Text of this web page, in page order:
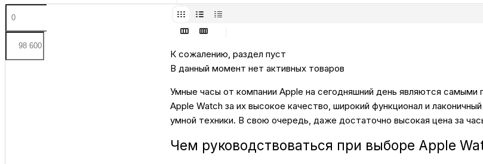
Для
К сожалению, раздел пуст
В данный момент нет активных товаров
Умные часы от компании Apple на сегодняшний день являются
Apple Watch за их высокое качество, широкий функционал и
умной техники. В свою очередь, даже достаточно высокая цена за
Чем руководствоваться при выборе Apple